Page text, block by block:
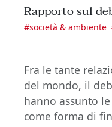
Rapporto sul
#società & ambiente
Fra le tante
del mondo, il
hanno assunto
come forma di